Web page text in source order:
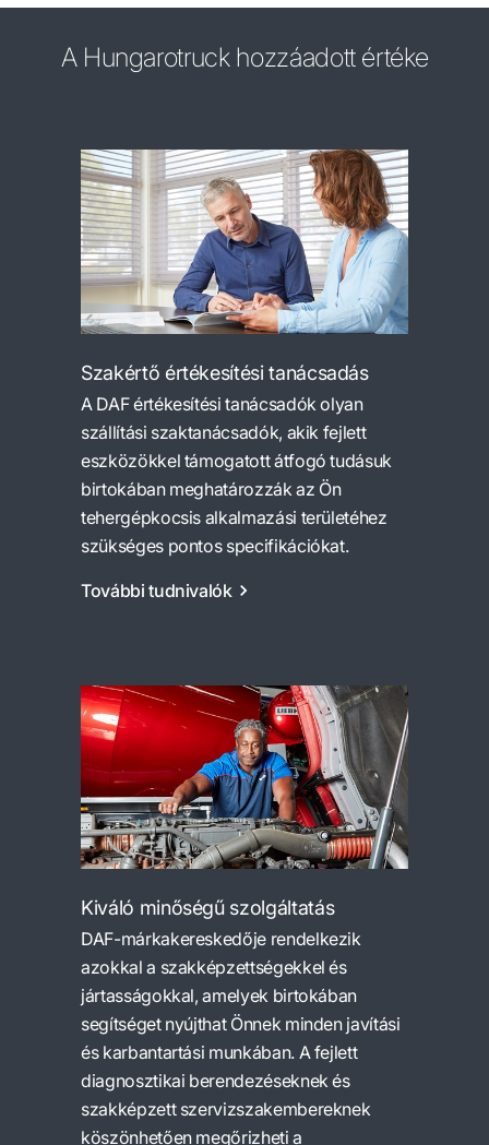
A Hungarotruck hozzáadott értéke
Szakértő értékesítési tanácsadás
A DAF értékesítési tanácsadók olyan
szállítási szaktanácsadók, akik fejlett
eszközökkel támogatott átfogó tudásuk
birtokában meghatározzák az Ön
tehergépkocsis alkalmazási területéhez
szükséges pontos specifikációkat.
További tudnivalók
Kiváló minőségű szolgáltatás
DAF-márkakereskedője rendelkezik
azokkal a szakképzettségekkel és
jártasságokkal, amelyek birtokában
segítséget nyújthat Önnek minden javítási
és karbantartási munkában. A fejlett
diagnosztikai berendezéseknek és
szakképzett szervizszakembereknek
köszönhetően megőrizheti a